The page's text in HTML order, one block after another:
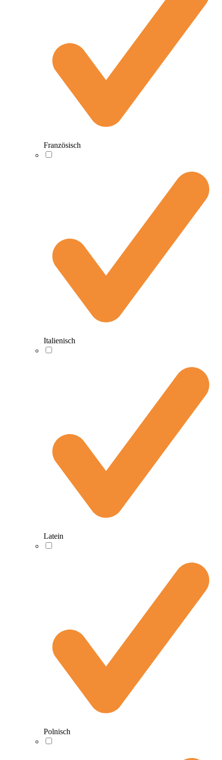
Französisch
Italienisch
Latein
Polnisch